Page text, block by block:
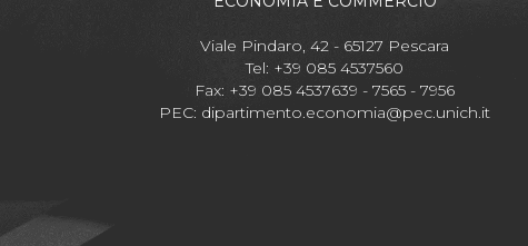
Viale Pindaro, 42 - 65127 Pescara
Tel: +39 085 4537560
Fax: +39 085 4537639 - 7565 - 7956
PEC: dipartimento.economia@pec.unich.it